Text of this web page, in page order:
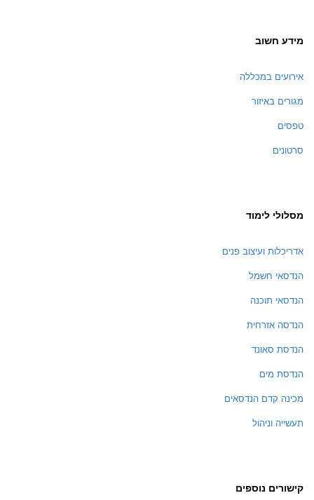
מידע חשוב
אירועים במכללה
מגורים באיזור
טפסים
סרטונים
מסלולי לימוד
אדריכלות ועיצוב פנים
הנדסאי חשמל
הנדסאי תוכנה
הנדסה אזרחית
הנדסת סאונד
הנדסת מים
מכינה קדם הנדסאים
תעשייה וניהול
קישורים נוספים